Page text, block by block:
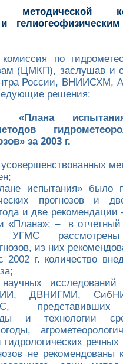
методической
и
по
(ЦМКП), заслушав и
России, ВНИИСХМ,
решения:
«Плана
за 2003 г.
испытания» было
прогнозов и
и две рекомендации
«Плана»; – в
УГМС
из них
г. количество
исследований
ДВНИГМИ,
представивших
и технологии
гидрологических
не рекомендованы